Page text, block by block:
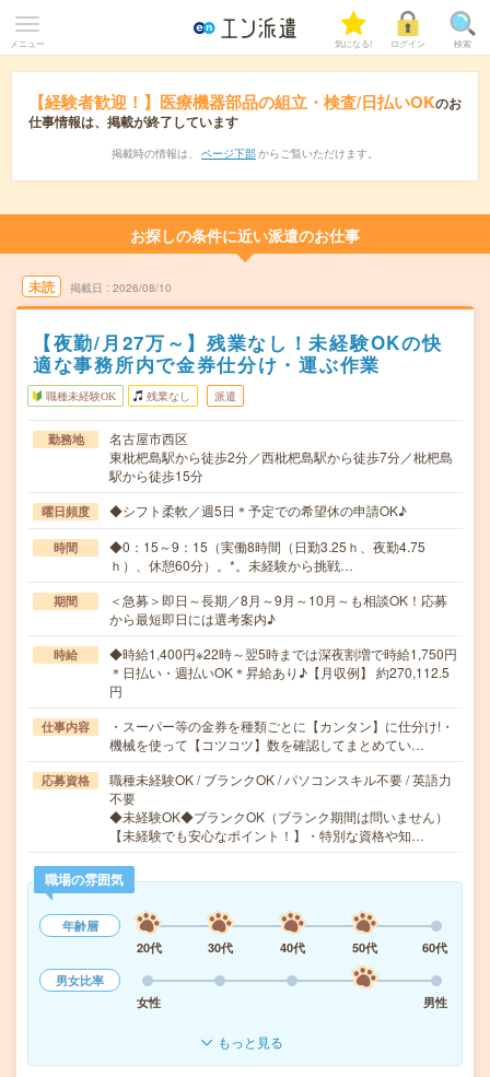
メニュー 気になる! ログイン 検索
【経験者歓迎！】医療機器部品の組立・検査/日払いOKのお
仕事情報は、掲載が終了しています
掲載時の情報は、 ページ下部 からご覧いただけます。
お探しの条件に近い派遣のお仕事
未読 掲載日 2026/08/10
【夜勤/月27万～】残業なし！未経験OKの快
適な事務所内で金券仕分け・運ぶ作業
職種未経験OK 残業なし 派遣
勤務地
名古屋市西区
東枇杷島駅から徒歩2分／西枇杷島駅から徒歩7分／枇杷島
駅から徒歩15分
曜日頻度 ◆シフト柔軟／週5日＊予定での希望休の申請OK♪
時間
◆0：15～9：15（実働8時間（日勤3.25ｈ、夜勤4.75
ｈ）、休憩60分）。*。未経験から挑戦…
期間
＜急募＞即日～長期／8月～9月～10月～も相談OK！応募
から最短即日には選考案内♪
時給
◆時給1,400円※22時～翌5時までは深夜割増で時給1,750円
＊日払い・週払いOK＊昇給あり♪【月収例】 約270,112.5
円
仕事内容
・スーパー等の金券を種類ごとに【カンタン】に仕分け!・
機械を使って【コツコツ】数を確認してまとめてい…
応募資格
職種未経験OK / ブランクOK / パソコンスキル不要 / 英語力
不要
◆未経験OK◆ブランクOK（ブランク期間は問いません）
【未経験でも安心なポイント！】・特別な資格や知…
職場の雰囲気
年齢層
20代
30代 40代 50代
60代
男女比率
女性
男性
もっと見る